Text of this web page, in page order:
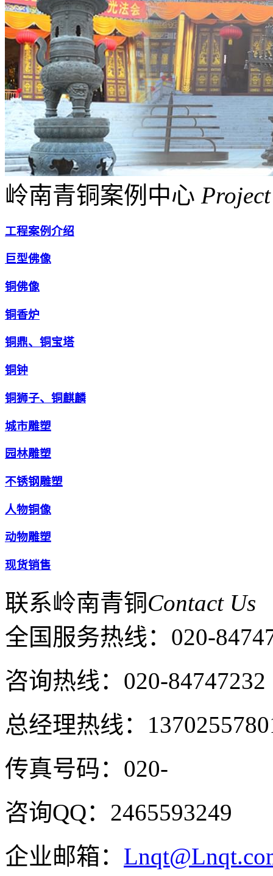
岭南青铜案例中心
工程案例介绍
巨型佛像
铜佛像
铜香炉
铜鼎、铜宝塔
铜钟
铜狮子、铜麒麟
城市雕塑
园林雕塑
不锈钢雕塑
人物铜像
动物雕塑
现货销售
联系岭南青铜Contact Us
全国服务热线： 020-
咨询热线：020-84747232
总经理热线：
传真号码：020-
咨询QQ：2465593249
企业邮箱：